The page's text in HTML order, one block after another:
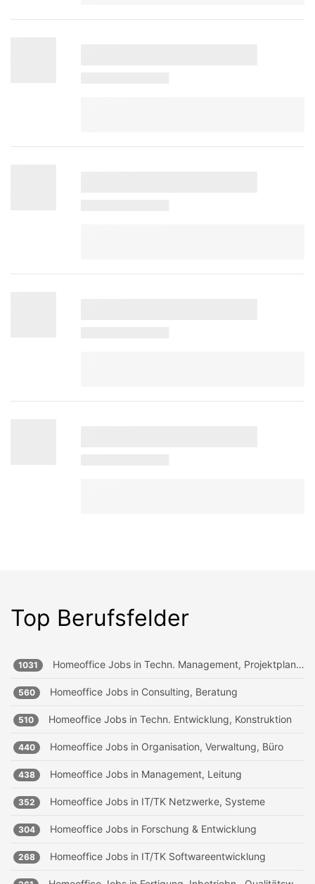
Top Berufsfelder
1031 Homeoffice Jobs in Techn. Management, Projektplanung
560 Homeoffice Jobs in Consulting, Beratung
510 Homeoffice Jobs in Techn. Entwicklung, Konstruktion
440 Homeoffice Jobs in Organisation, Verwaltung, Büro
438 Homeoffice Jobs in Management, Leitung
352 Homeoffice Jobs in IT/TK Netzwerke, Systeme
304 Homeoffice Jobs in Forschung & Entwicklung
268 Homeoffice Jobs in IT/TK Softwareentwicklung